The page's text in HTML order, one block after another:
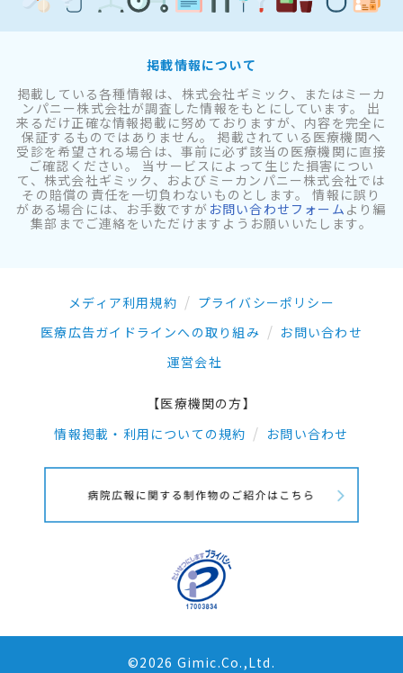
掲載情報について
掲載している各種情報は、株式会社ギミック、またはミーカ
ンパニー株式会社が調査した情報をもとにしています。 出
来るだけ正確な情報掲載に努めておりますが、内容を完全に
保証するものではありません。 掲載されている医療機関へ
受診を希望される場合は、事前に必ず該当の医療機関に直接
ご確認ください。 当サービスによって生じた損害につい
て、株式会社ギミック、およびミーカンパニー株式会社では
その賠償の責任を一切負わないものとします。 情報に誤り
がある場合には、お手数ですが お問い合わせフォーム より編
集部までご連絡をいただけますようお願いいたします。
メディア利用規約
プライバシーポリシー
医療広告ガイドラインへの取り組み
お問い合わせ
運営会社
【医療機関の方】
情報掲載・利用についての規約
お問い合わせ
©2026 Gimic.Co.,Ltd.